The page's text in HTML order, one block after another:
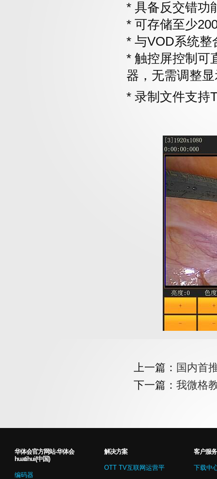
* 具备反交错功
* 可存储至少
* 与VOD系统整
* 触控屏控制可
器，无需调整
* 录制文件支持
上一篇： 国内首
下一篇： 我微格
华体会官方网站-华体会
huatihui(中国)
编码器
解决方案
OTT TV互联网运营平
客户服务
下载中